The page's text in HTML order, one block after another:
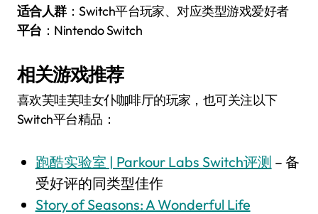
适合人群：Switch平台玩家、对应类型游戏爱好者
平台 ：Nintendo Switch
相关游戏推荐
喜欢芙哇芙哇女仆咖啡厅的玩家，也可关注以下
Switch平台精品：
跑酷实验室 | Parkour Labs Switch评测 – 备
受好评的同类型佳作
Story of Seasons: A Wonderful Life